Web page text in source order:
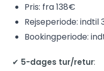
Pris: fra 138€
Rejseperiode: indtil
Bookingperiode:
✔ 5-dages tur/retur: